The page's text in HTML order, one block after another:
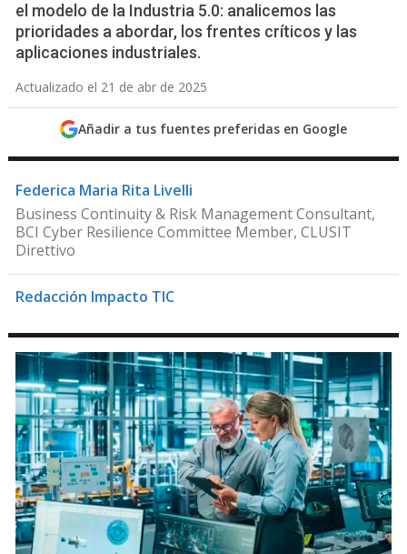
el modelo de la Industria 5.0: analicemos las
prioridades a abordar, los frentes críticos y las
aplicaciones industriales.
Actualizado el 21 de abr de 2025
Añadir a tus fuentes preferidas en Google
Federica Maria Rita Livelli
Business Continuity & Risk Management Consultant,
BCI Cyber Resilience Committee Member, CLUSIT
Direttivo
Redacción Impacto TIC